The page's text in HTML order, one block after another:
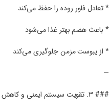
* تعادل فلور روده را حفظ می‌کند
* باعث هضم بهتر غذا می‌شود
* از یبوست مزمن جلوگیری می‌کند
—
### ۳. تقویت سیستم ایمنی و کاهش التهاب